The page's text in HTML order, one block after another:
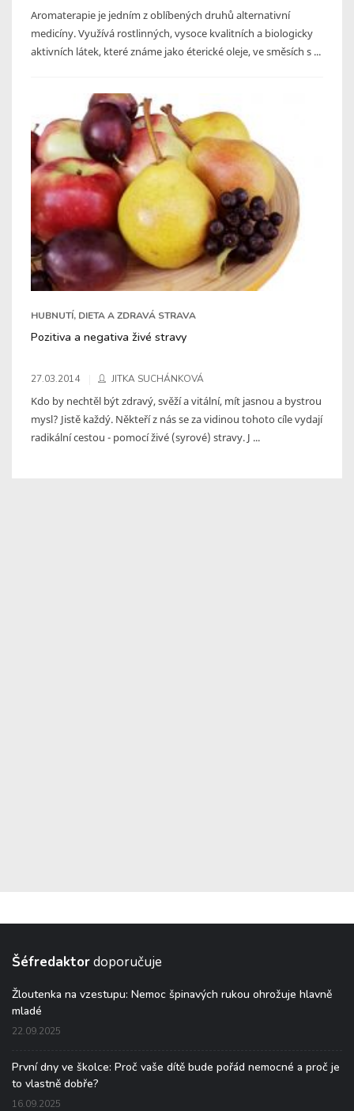
Aromaterapie je jedním z oblíbených druhů alternativní
medicíny. Využívá rostlinných, vysoce kvalitních a biologicky
aktivních látek, které známe jako éterické oleje, ve směsích s ...
HUBNUTÍ, DIETA A ZDRAVÁ STRAVA
Pozitiva a negativa živé stravy
27.03.2014 JITKA SUCHÁNKOVÁ
Kdo by nechtěl být zdravý, svěží a vitální, mít jasnou a bystrou
mysl? Jistě každý. Někteří z nás se za vidinou tohoto cíle vydají
radikální cestou - pomocí živé (syrové) stravy. J ...
Šéfredaktordoporučuje
Žloutenka na vzestupu: Nemoc špinavých rukou ohrožuje hlavně
mladé
22.09.2025
První dny ve školce: Proč vaše dítě bude pořád nemocné a proč je
to vlastně dobře?
16.09.2025